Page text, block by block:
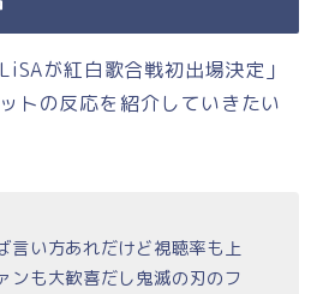
が紅白歌合戦初出場決定」
トの反応を紹介していきたい
言い方あれだけど視聴率も上
ンも大歓喜だし鬼滅の刃のフ